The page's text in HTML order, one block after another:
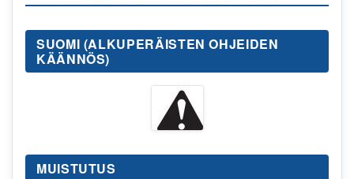
SUOMI (ALKUPERÄISTEN OHJEIDEN
KÄÄNNÖS)
MUISTUTUS